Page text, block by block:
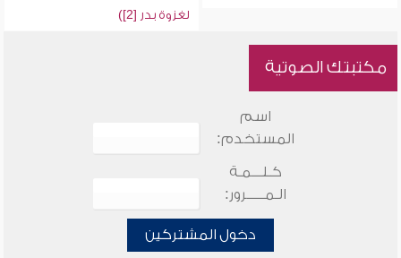
لغزوة بدر [2])
مكتبتك الصوتية
اسم
المستخدم:
كـلـــمـة
الـمـــــرور:
دخول المشتركين